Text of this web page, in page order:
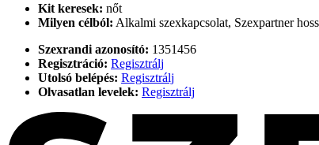
Kit keresek: nőt
Milyen célból: Alkalmi szexkapcsolat, Szexpartner
Szexrandi azonosító: 1351456
Regisztráció: Regisztrálj
Utolsó belépés: Regisztrálj
Olvasatlan levelek: Regisztrálj